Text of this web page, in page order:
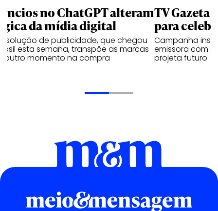
no ChatGPT alteram
da mídia digital
solução de publicidade, que chegou
esta semana, transpõe as marcas
outro momento na compra
TV Gazeta
para
Campanha
emissora com
projeta futuro